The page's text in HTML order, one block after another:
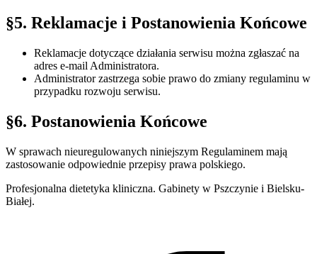
§5. Reklamacje i Postanowienia Końcowe
Reklamacje dotyczące działania serwisu można zgłaszać na
adres e-mail Administratora.
Administrator zastrzega sobie prawo do zmiany regulaminu w
przypadku rozwoju serwisu.
§6. Postanowienia Końcowe
W sprawach nieuregulowanych niniejszym Regulaminem mają
zastosowanie odpowiednie przepisy prawa polskiego.
Profesjonalna dietetyka kliniczna. Gabinety w Pszczynie i Bielsku-
Białej.